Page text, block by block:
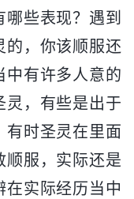
些表现？遇到
的，你该顺服还
中有许多人意的
灵，有些是出于
有时圣灵在里面
顺服，实际还是
实际经历当中